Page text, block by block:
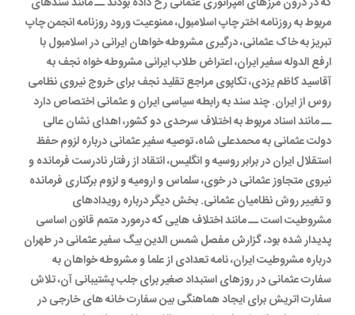
مربوط به روزنامه اختر چاپ اسلامبول، ممنوعیت ورود روزنامه انجمن چاپ
تبریز به خاک عثمانی، درگیری مشروطه خواهان ایرانی در اسلامبول با
ارفع الدوله سفیر ایران، اعتراض طلاب ایرانی مشروطه خواه نجف به
آقاسید کاظم یزدی، تکاپوی مراجع تقلید نجف برای خروج نیروی نظامی
روس از ایران. چند سند به رابطه سیاسی ایران و عثمانی اختصاص دارد
ــ مانند اسناد مربوط به اختلاف سرحدی دو کشور، اهدای نشان عالی
دولت عثمانی به محمدعلی شاه، توصیه سفیر عثمانی درباره لزوم حفظ
استقلال ایران در برابر روسیه و انگلیس، انتقاد از رفتار نادرست فرمانده و
نیروی متجاوز عثمانی در خوی، سلماس و ارومیه و لزوم برکناری فرمانده
و تغییر روش نظامیان عثمانی. بخش دیگر درباره رویدادهای
مشروطیت است ــ مانند اختلاف هایی که درمورد متمم قانون اساسی
پدیدار شده بود، گزارش مفصل شمس الدین بیگ سفیر عثمانی در طهران
درباره مشروطیت ایران، نامه تعدادی از علما و مشروطه خواهان به
سفارت عثمانی در روزهای استبداد صغیر برای جلب پشتیبانی آن، تلاش
سفارت اتریش برای ایجاد هماهنگی بین سفارت خانه های خارجی در